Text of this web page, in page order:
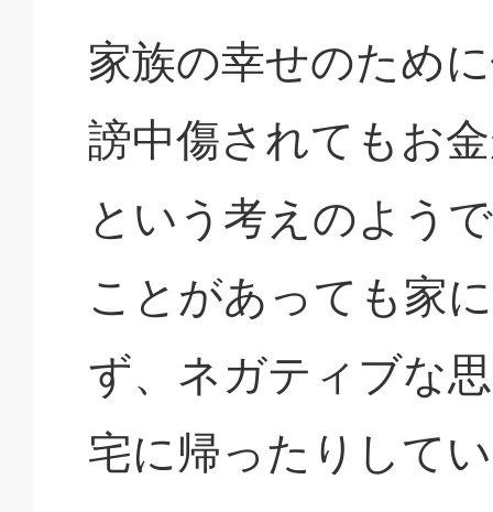
家族の幸せのため
謗中傷されてもお
という考えのよう
ことがあっても家
ず、ネガティブな
宅に帰ったりして